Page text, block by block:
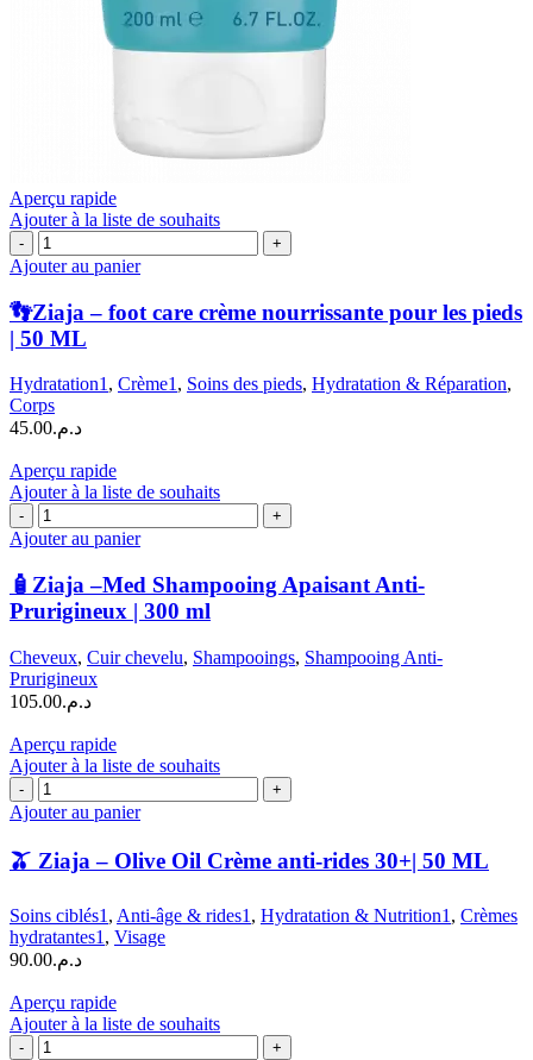
Aperçu rapide
Ajouter à la liste de souhaits
quantité
de
Ziaja
–
foot
crème
nourrissante
pour
pieds
|
50
ML
Ajouter au panier
👣Ziaja – foot care crème nourrissante pour les pieds
| 50 ML
Hydratation1 , Crème1 , Soins des pieds, Hydratation & Réparation,
Corps
د.م.45.00
Aperçu rapide
Ajouter à la liste de souhaits
quantité
de
Ziaja
–
Med
Apaisant
Anti-
Prurigineux
300
ml
Ajouter au panier
🧴Ziaja –Med Shampooing Apaisant Anti-
Prurigineux | 300 ml
Cheveux, Cuir chevelu, Shampooings, Shampooing Anti-
Prurigineux
د.م.105.00
Aperçu rapide
Ajouter à la liste de souhaits
quantité
de
Ziaja
Oil
Crème
anti-
30+|
50
ML
Ajouter au panier
🫒 Ziaja – Olive Oil Crème anti-rides 30+| 50 ML
Soins ciblés1 , Anti-âge & rides1 , Hydratation & Nutrition1 , Crèmes
hydratantes1 , Visage
د.م.90.00
Aperçu rapide
Ajouter à la liste de souhaits
quantité